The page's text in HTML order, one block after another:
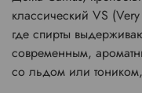
классический VS
где спирты
современным,
со льдом или тоником,